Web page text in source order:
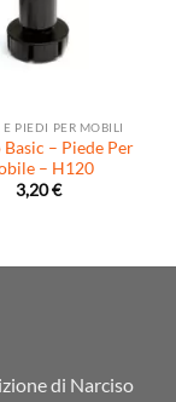
PIEDI PER MOBILI
– Piede Per
– H120
3,20€
di Narciso